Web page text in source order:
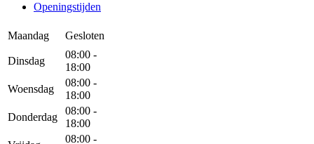
Openingstijden
Maandag Gesloten
Dinsdag
08:00 -
18:00
Woensdag
08:00 -
18:00
Donderdag
08:00 -
18:00
08:00 -